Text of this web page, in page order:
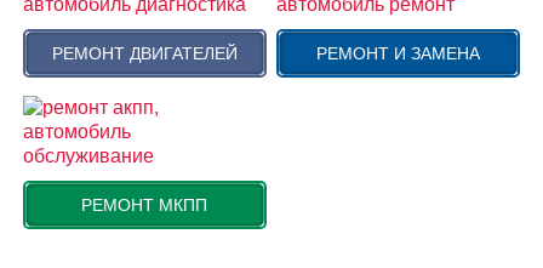
РЕМОНТ ДВИГАТЕЛЕЙ РЕМОНТ И ЗАМЕНА
РЕМОНТ МКПП